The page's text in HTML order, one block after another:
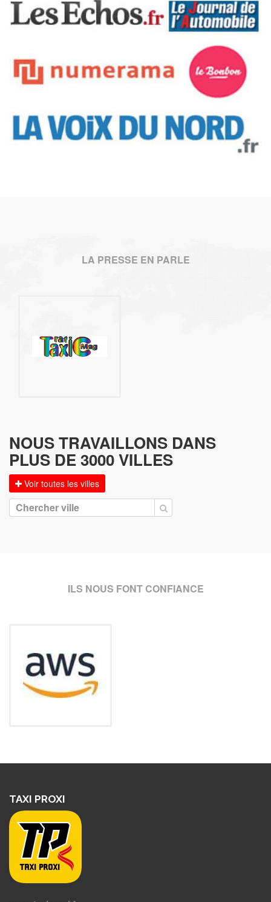
LA PRESSE EN PARLE
NOUS TRAVAILLONS DANS
PLUS DE 3000 VILLES
Voir toutes les villes
ILS NOUS FONT CONFIANCE
TAXI PROXI